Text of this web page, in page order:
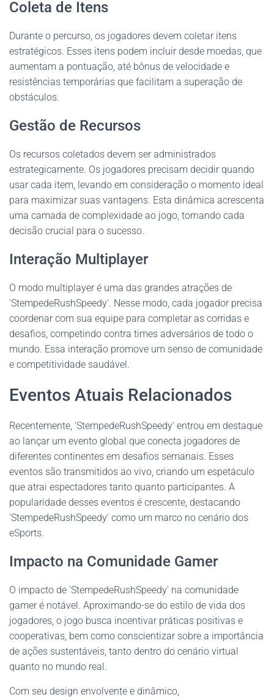
Coleta de Itens
Durante o percurso, os jogadores devem coletar itens
estratégicos. Esses itens podem incluir desde moedas, que
aumentam a pontuação, até bônus de velocidade e
resistências temporárias que facilitam a superação de
obstáculos.
Gestão de Recursos
Os recursos coletados devem ser administrados
estrategicamente. Os jogadores precisam decidir quando
usar cada item, levando em consideração o momento ideal
para maximizar suas vantagens. Esta dinâmica acrescenta
uma camada de complexidade ao jogo, tornando cada
decisão crucial para o sucesso.
Interação Multiplayer
O modo multiplayer é uma das grandes atrações de
'StempedeRushSpeedy'. Nesse modo, cada jogador precisa
coordenar com sua equipe para completar as corridas e
desafios, competindo contra times adversários de todo o
mundo. Essa interação promove um senso de comunidade
e competitividade saudável.
Eventos Atuais Relacionados
Recentemente, 'StempedeRushSpeedy' entrou em destaque
ao lançar um evento global que conecta jogadores de
diferentes continentes em desafios semanais. Esses
eventos são transmitidos ao vivo, criando um espetáculo
que atrai espectadores tanto quanto participantes. A
popularidade desses eventos é crescente, destacando
'StempedeRushSpeedy' como um marco no cenário dos
eSports.
Impacto na Comunidade Gamer
O impacto de 'StempedeRushSpeedy' na comunidade
gamer é notável. Aproximando-se do estilo de vida dos
jogadores, o jogo busca incentivar práticas positivas e
cooperativas, bem como conscientizar sobre a importância
de ações sustentáveis, tanto dentro do cenário virtual
quanto no mundo real.
Com seu design envolvente e dinâmico,